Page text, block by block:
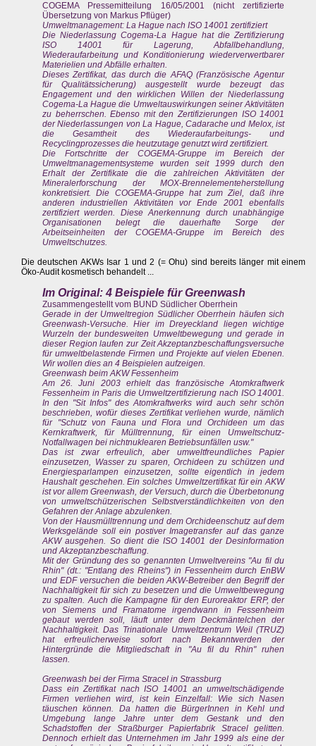
COGEMA Pressemitteilung 16/05/2001 (nicht zertifizierte
Übersetzung von Markus Pflüger)
Umweltmanagement: La Hague nach ISO 14001 zertifiziert
Die Niederlassung Cogema-La Hague hat die Zertifizierung
ISO 14001 für Lagerung, Abfallbehandlung,
Wiederaufarbeitung und Konditionierung wiederverwertbarer
Materielien und Abfälle erhalten.
Dieses Zertifikat, das durch die AFAQ (Französische Agentur
für Qualitätssicherung) ausgestellt wurde bezeugt das
Engagement und den wirklichen Willen der Niederlassung
Cogema-La Hague die Umweltauswirkungen seiner Aktivitäten
zu beherrschen. Ebenso mit den Zertifizierungen ISO 14001
der Niederlassungen von La Hague, Cadarache und Melox, ist
die Gesamtheit des Wiederaufarbeitungs- und
Recyclingprozesses die heutzutage genutzt wird zertifiziert.
Die Fortschritte der COGEMA-Gruppe im Bereich der
Umweltmanagementsysteme wurden seit 1999 durch den
Erhalt der Zertifikate die die zahlreichen Aktivitäten der
Mineralerforschung der MOX-Brennelementeherstellung
konkretisiert. Die COGEMA-Gruppe hat zum Ziel, daß ihre
anderen industriellen Aktivitäten vor Ende 2001 ebenfalls
zertifiziert werden. Diese Anerkennung durch unabhängige
Organisationen belegt die dauerhafte Sorge der
Arbeitseinheiten der COGEMA-Gruppe im Bereich des
Umweltschutzes.
Die deutschen AKWs Isar 1 und 2 (= Ohu) sind bereits länger mit einem
Öko-Audit kosmetisch behandelt ...
Im Original: 4 Beispiele für Greenwash
Zusammengestellt vom BUND Südlicher Oberrhein
Gerade in der Umweltregion Südlicher Oberrhein häufen sich
Greenwash-Versuche. Hier im Dreyeckland liegen wichtige
Wurzeln der bundesweiten Umweltbewegung und gerade in
dieser Region laufen zur Zeit Akzeptanzbeschaffungsversuche
für umweltbelastende Firmen und Projekte auf vielen Ebenen.
Wir wollen dies an 4 Beispielen aufzeigen.
Greenwash beim AKW Fessenheim
Am 26. Juni 2003 erhielt das französische Atomkraftwerk
Fessenheim in Paris die Umweltzertifizierung nach ISO 14001.
In den "Sit Infos" des Atomkraftwerks wird auch sehr schön
beschrieben, wofür dieses Zertifikat verliehen wurde, nämlich
für "Schutz von Fauna und Flora und Orchideen um das
Kernkraftwerk, für Mülltrennung, für einen Umweltschutz-
Notfallwagen bei nichtnuklearen Betriebsunfällen usw."
Das ist zwar erfreulich, aber umweltfreundliches Papier
einzusetzen, Wasser zu sparen, Orchideen zu schützen und
Energiesparlampen einzusetzen, sollte eigentlich in jedem
Haushalt geschehen. Ein solches Umweltzertifikat für ein AKW
ist vor allem Greenwash, der Versuch, durch die Überbetonung
von umweltschützerischen Selbstverständlichkeiten von den
Gefahren der Anlage abzulenken.
Von der Hausmülltrennung und dem Orchideenschutz auf dem
Werksgelände soll ein postiver Imagetransfer auf das ganze
AKW ausgehen. So dient die ISO 14001 der Desinformation
und Akzeptanzbeschaffung.
Mit der Gründung des so genannten Umweltvereins "Au fil du
Rhin" (dt.: "Entlang des Rheins") in Fessenheim durch EnBW
und EDF versuchen die beiden AKW-Betreiber den Begriff der
Nachhaltigkeit für sich zu besetzen und die Umweltbewegung
zu spalten. Auch die Kampagne für den Euroreaktor ERP, der
von Siemens und Framatome irgendwann in Fessenheim
gebaut werden soll, läuft unter dem Deckmäntelchen der
Nachhaltigkeit. Das Trinationale Umweltzentrum Weil (TRUZ)
hat erfreulicherweise sofort nach Bekanntwerden der
Hintergründe die Mitgliedschaft in "Au fil du Rhin" ruhen
lassen.
Greenwash bei der Firma Stracel in Strassburg
Dass ein Zertifikat nach ISO 14001 an umweltschädigende
Firmen verliehen wird, ist kein Einzelfall: Wie sich Nasen
täuschen können. Da hatten die BürgerInnen in Kehl und
Umgebung lange Jahre unter dem Gestank und den
Schadstoffen der Straßburger Papierfabrik Stracel gelitten.
Dennoch erhielt das Unternehmen im Jahr 1999 als eine der